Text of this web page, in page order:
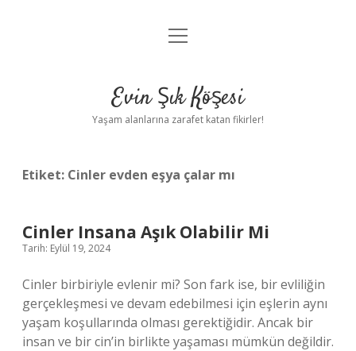
Anasayfa
Yasal Uyarı
menüyü
Evin Şık Köşesi
Yaşam alanlarına zarafet katan fikirler!
Etiket: Cinler evden eşya çalar mı
Cinler Insana Aşık Olabilir Mi
Tarih: Eylül 19, 2024
Cinler birbiriyle evlenir mi? Son fark ise, bir evliliğin
gerçekleşmesi ve devam edebilmesi için eşlerin aynı
yaşam koşullarında olması gerektiğidir. Ancak bir
insan ve bir cin’in birlikte yaşaması mümkün değildir.